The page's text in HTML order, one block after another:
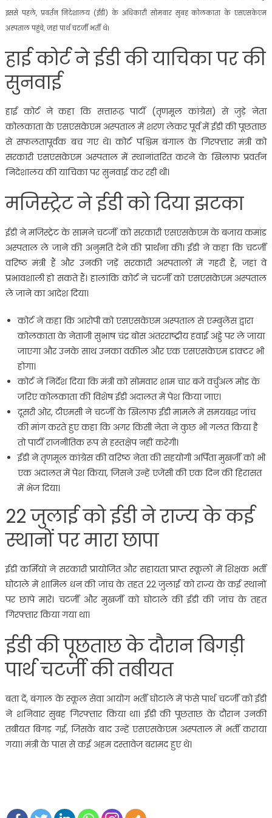
इससे पहले, प्रवर्तन निदेशालय (ईडी) के अधिकारी सोमवार सुबह कोलकाता के एसएसकेएम
अस्पताल पहुंचे, जहां पार्थ चटर्जी भर्ती थे।
हाई कोर्ट ने ईडी की याचिका पर की
सुनवाई
हाई कोर्ट ने कहा कि सत्तारूढ़ पार्टी (तृणमूल कांग्रेस) से जुड़े नेता
कोलकाता के एसएसकेएम अस्पताल में शरण लेकर पूर्व में ईडी की पूछताछ
से सफलतापूर्वक बच गए थे। कोर्ट पश्चिम बंगाल के गिरफ्तार मंत्री को
सरकारी एसएसकेएम अस्पताल में स्थानांतरित करने के खिलाफ प्रवर्तन
निदेशालय की याचिका पर सुनवाई कर रही थी।
मजिस्ट्रेट ने ईडी को दिया झटका
ईडी ने मजिस्ट्रेट के सामने चटर्जी को सरकारी एसएसकेएम के बजाय कमांड
अस्पताल ले जाने की अनुमति देने की प्रार्थना की। ईडी ने कहा कि चटर्जी
वरिष्ठ मंत्री हैं और उनकी जड़ें सरकारी अस्पतालों में गहरी हैं, जहां वे
प्रभावशाली हो सकते हैं। हालांकि कोर्ट ने चटर्जी को एसएसकेएम अस्पताल
ले जाने का आदेश दिया।
कोर्ट ने कहा कि आरोपी को एसएसकेएम अस्पताल से एम्बुलेंस द्वारा
कोलकाता के नेताजी सुभाष चंद्र बोस अंतरराष्ट्रीय हवाई अड्डे पर ले जाया
जाएगा और उनके साथ उनका वकील और एक एसएसकेएम डाक्टर भी
होगा।
कोर्ट ने निर्देश दिया कि मंत्री को सोमवार शाम चार बजे वर्चुअल मोड के
जरिए कोलकाता की विशेष ईडी अदालत में पेश किया जाए।
दूसरी ओर, टीएमसी ने चटर्जी के खिलाफ ईडी मामले में समयबद्ध जांच
की मांग करते हुए कहा कि अगर किसी नेता ने कुछ भी गलत किया है
तो पार्टी राजनीतिक रूप से हस्तक्षेप नहीं करेगी।
ईडी ने तृणमूल कांग्रेस की वरिष्ठ नेता की सहयोगी अर्पिता मुखर्जी को भी
एक अदालत में पेश किया, जिसने उन्हें एजेंसी की एक दिन की हिरासत
में भेज दिया।
22 जुलाई को ईडी ने राज्य के कई
स्थानों पर मारा छापा
ईडी कर्मियों ने सरकारी प्रायोजित और सहायता प्राप्त स्कूलों में शिक्षक भर्ती
घोटाले में शामिल धन की जांच के तहत 22 जुलाई को राज्य के कई स्थानों
पर छापे मारे। चटर्जी और मुखर्जी को घोटाले की ईडी की जांच के तहत
गिरफ्तार किया गया था।
ईडी की पूछताछ के दौरान बिगड़ी
पार्थ चटर्जी की तबीयत
बता दें, बंगाल के स्कूल सेवा आयोग भर्ती घोटाले में फंसे पार्थ चटर्जी को ईडी
ने शनिवार सुबह गिरफ्तार किया था। ईडी की पूछताछ के दौरान उनकी
तबीयत बिगड़ गई, जिसके बाद उन्हें एसएसकेएम अस्पताल में भर्ती कराया
गया। मंत्री के पास से कई अहम दस्तावेज बरामद हुए थे।